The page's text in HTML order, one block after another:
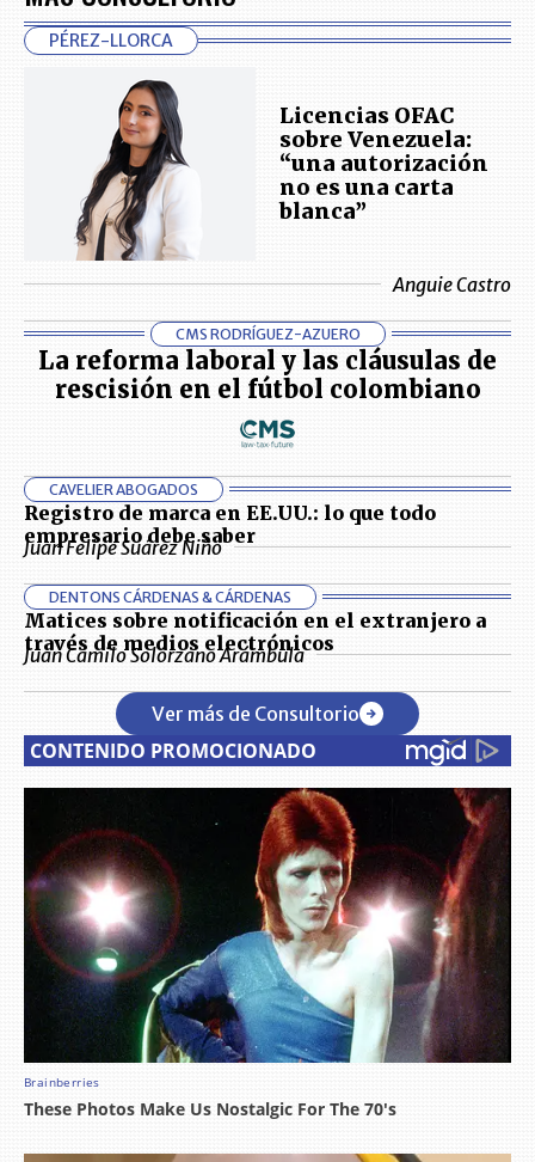
PÉREZ-LLORCA
Licencias OFAC
sobre Venezuela:
“una autorización
no es una carta
blanca”
Anguie Castro
CMS RODRÍGUEZ-AZUERO
La reforma laboral y las cláusulas de
rescisión en el fútbol colombiano
CAVELIER ABOGADOS
Registro de marca en EE.UU.: lo que todo
empresario debe saber
Juan Felipe Suárez Niño
DENTONS CÁRDENAS & CÁRDENAS
Matices sobre notificación en el extranjero a
través de medios electrónicos
Juan Camilo Solórzano Arámbula
Ver más de Consultorio